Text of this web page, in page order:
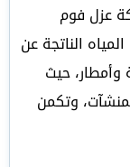
عزل فوم
الناتجة عن
وأمطار، حيث
وتكمن